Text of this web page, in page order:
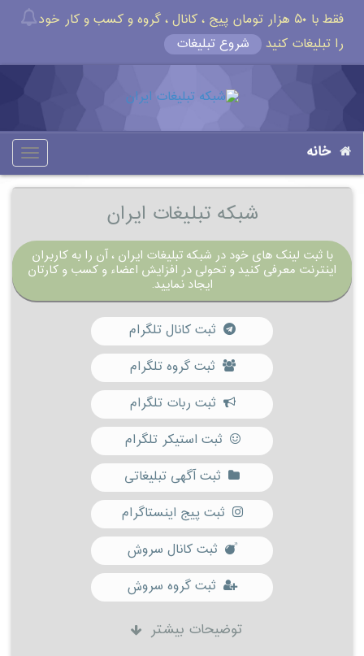
فقط با ۵۰ هزار تومان پیج ، کانال ، گروه و کسب و کار خود
را تبلیغات کنید
شروع تبلیغات
خانه
شبکه تبلیغات ایران
با ثبت لینک های خود در شبکه تبلیغات ایران ، آن را به کاربران
اینترنت معرفی کنید و تحولی در افزایش اعضاء و کسب و کارتان
ایجاد نمایید.
ثبت کانال تلگرام
ثبت گروه تلگرام
ثبت ربات تلگرام
ثبت استیکر تلگرام
ثبت آگهی تبلیغاتی
ثبت پیج اینستاگرام
ثبت کانال سروش
ثبت گروه سروش
توضیحات بیشتر